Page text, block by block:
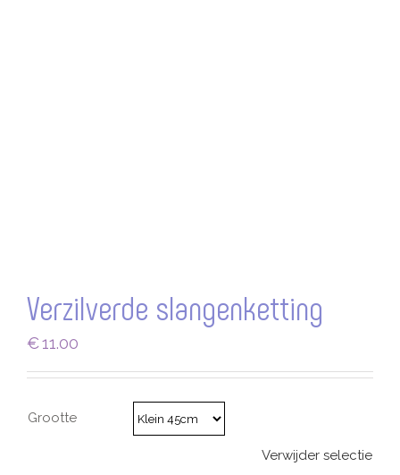
Verzilverde slangenketting
€11.00
Grootte
Verwijder selectie